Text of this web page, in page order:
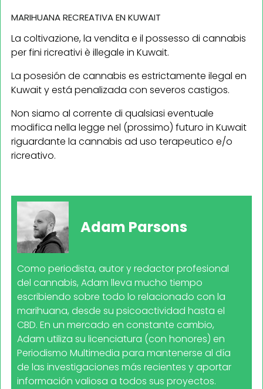
MARIHUANA RECREATIVA EN KUWAIT
La coltivazione, la vendita e il possesso di cannabis
per fini ricreativi è illegale in Kuwait.
La posesión de cannabis es estrictamente ilegal en
Kuwait y está penalizada con severos castigos.
Non siamo al corrente di qualsiasi eventuale
modifica nella legge nel (prossimo) futuro in Kuwait
riguardante la cannabis ad uso terapeutico e/o
ricreativo.
Adam Parsons
Como periodista, autor y redactor profesional
del cannabis, Adam lleva mucho tiempo
escribiendo sobre todo lo relacionado con la
marihuana, desde su psicoactividad hasta el
CBD. En un mercado en constante cambio,
Adam utiliza su licenciatura (con honores) en
Periodismo Multimedia para mantenerse al día
de las investigaciones más recientes y aportar
información valiosa a todos sus proyectos.